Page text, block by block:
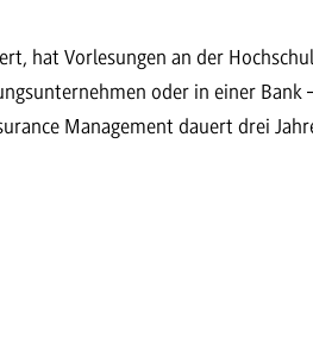
hat Vorlesungen an der
oder in einer Bank
Management dauert drei